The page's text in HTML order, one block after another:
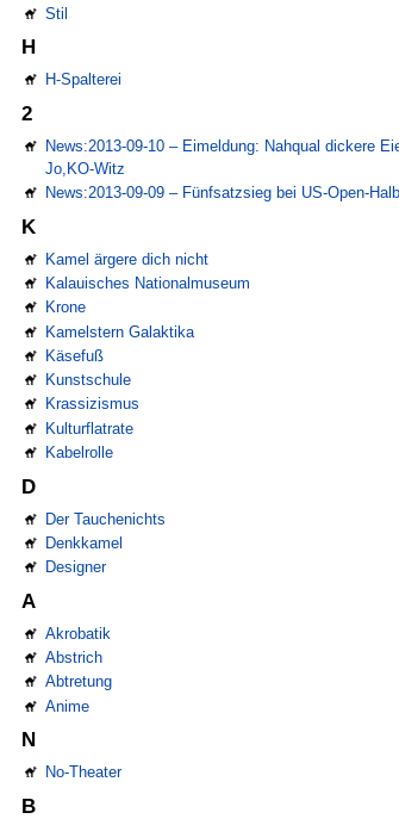
Stil
H
H-Spalterei
2
News:2013-09-10 – Eimeldung: Nahqual dickere
Jo,KO-Witz
News:2013-09-09 – Fünfsatzsieg bei US-Open-
K
Kamel ärgere dich nicht
Kalauisches Nationalmuseum
Krone
Kamelstern Galaktika
Käsefuß
Kunstschule
Krassizismus
Kulturflatrate
Kabelrolle
D
Der Tauchenichts
Denkkamel
Designer
A
Akrobatik
Abstrich
Abtretung
Anime
N
No-Theater
B